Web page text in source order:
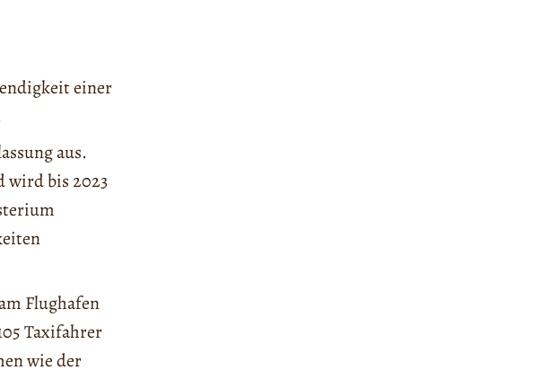
einer
aus.
wird bis 2023
Flughafen
Taxifahrer
wie der